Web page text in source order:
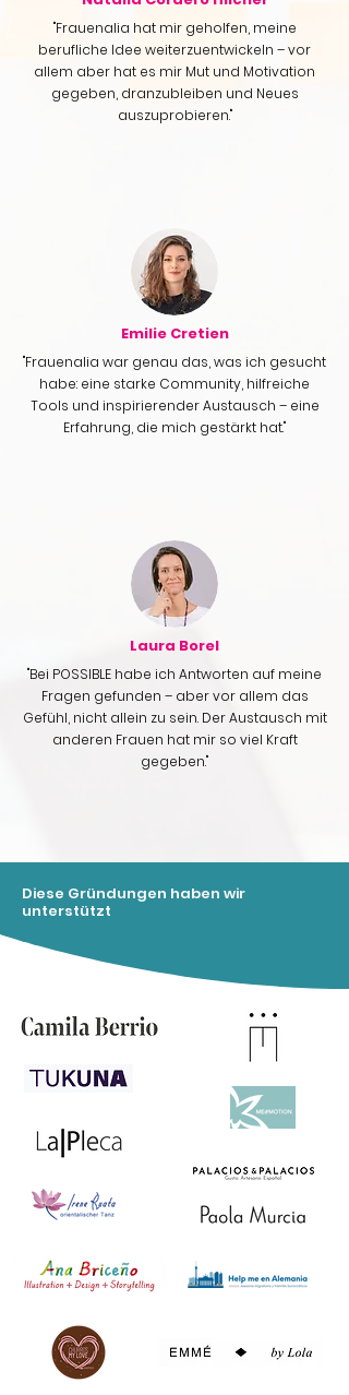
"Frauenalia hat mir geholfen, meine
berufliche Idee weiterzuentwickeln – vor
allem aber hat es mir Mut und Motivation
gegeben, dranzubleiben und Neues
auszuprobieren."
Emilie Cretien
"Frauenalia war genau das, was ich gesucht
habe: eine starke Community, hilfreiche
Tools und inspirierender Austausch – eine
Erfahrung, die mich gestärkt hat."
Laura Borel
"Bei POSSIBLE habe ich Antworten auf meine
Fragen gefunden – aber vor allem das
Gefühl, nicht allein zu sein. Der Austausch mit
anderen Frauen hat mir so viel Kraft
gegeben."
Diese Gründungen haben wir
unterstützt